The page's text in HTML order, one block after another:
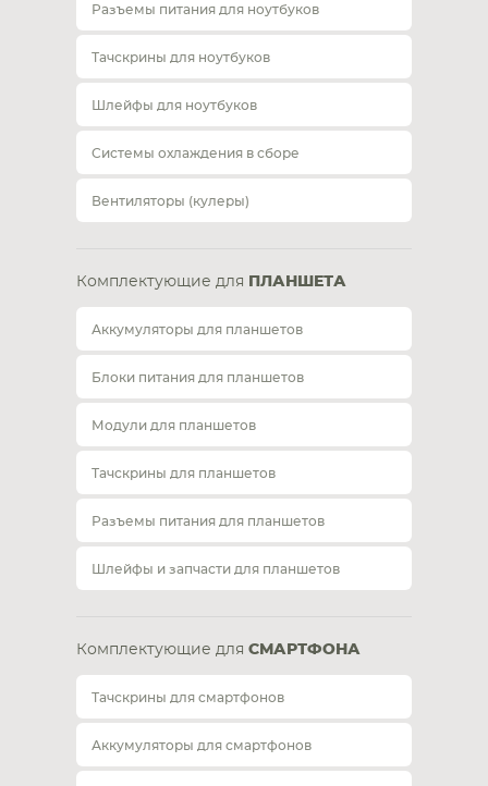
Разъемы питания для ноутбуков
Тачскрины для ноутбуков
Шлейфы для ноутбуков
Системы охлаждения в сборе
Вентиляторы (кулеры)
Комплектующие для ПЛАНШЕТА
Аккумуляторы для планшетов
Блоки питания для планшетов
Модули для планшетов
Тачскрины для планшетов
Разъемы питания для планшетов
Шлейфы и запчасти для планшетов
Комплектующие для СМАРТФОНА
Тачскрины для смартфонов
Аккумуляторы для смартфонов